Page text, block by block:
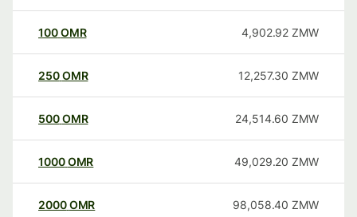
100OMR 4,902.92 ZMW
250OMR 12,257.30 ZMW
500OMR 24,514.60 ZMW
1000OMR 49,029.20 ZMW
2000OMR 98,058.40 ZMW